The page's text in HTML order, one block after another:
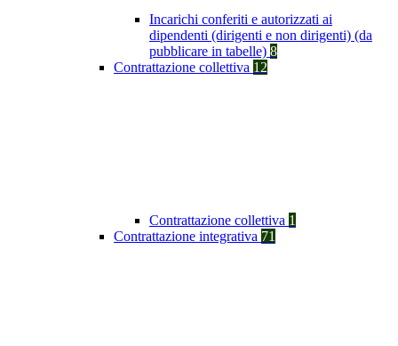
Incarichi conferiti e autorizzati ai
dipendenti (dirigenti e non dirigenti) (da
pubblicare in tabelle) 8
Contrattazione collettiva 12
Contrattazione collettiva 1
Contrattazione integrativa 71